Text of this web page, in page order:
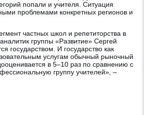
попали и учителя. Ситуация
проблемами конкретных регионов и
частных школ и репетиторства в
группы «Развитие» Сергей
государством. И государство как
услугам обычный рыночный
в 5–10 раз по сравнению с
группу учителей», –